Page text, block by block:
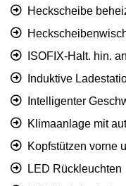
Heckscheibe
ISOFIX-Halt. hin.
Induktive
Intelligenter
Klimaanlage mit
Kopfstützen vorne
LED Rückleuchten